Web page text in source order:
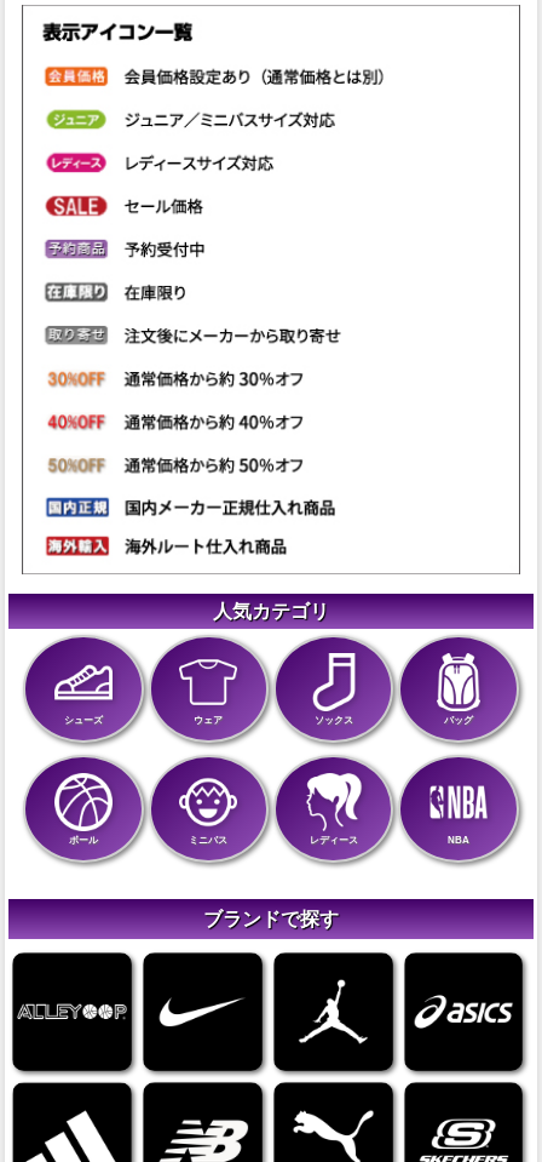
人気カテゴリ
シューズ ウェア ソックス バッグ
ボール ミニバス レディース NBA
ブランドで探す